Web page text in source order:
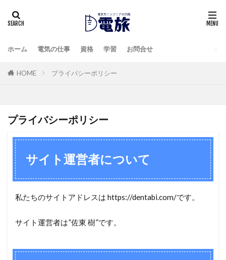
ホーム 電気の仕事 資格 学習 お問合せ
HOME プライバシーポリシー
プライバシーポリシー
サイト運営者について
私たちのサイトアドレスは https://dentabi.com/です。
サイト運営者は”佐東 樹”です。